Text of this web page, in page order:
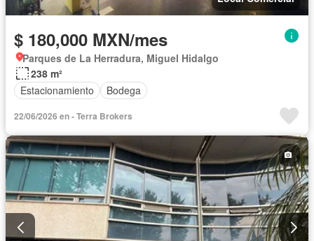
$ 180,000 MXN/mes
Parques de La Herradura, Miguel Hidalgo
238 m²
Estacionamiento
Bodega
22/06/2026 en - Terra Brokers